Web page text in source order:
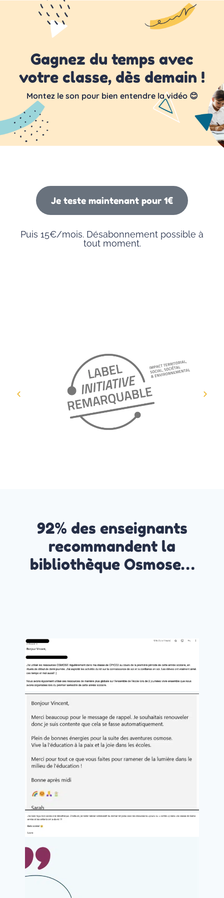
Gagnez du temps avec
votre classe, dès demain !
Montez le son pour bien entendre la vidéo 😊
Je teste maintenant pour 1€
Puis 15€/mois. Désabonnement possible à
tout moment.
92% des enseignants
recommandent la
bibliothèque Osmose…